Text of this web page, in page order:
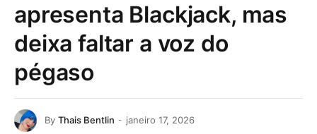
apresenta Blackjack, mas
deixa faltar a voz do
pégaso
By Thais Bentlin
janeiro 17, 2026